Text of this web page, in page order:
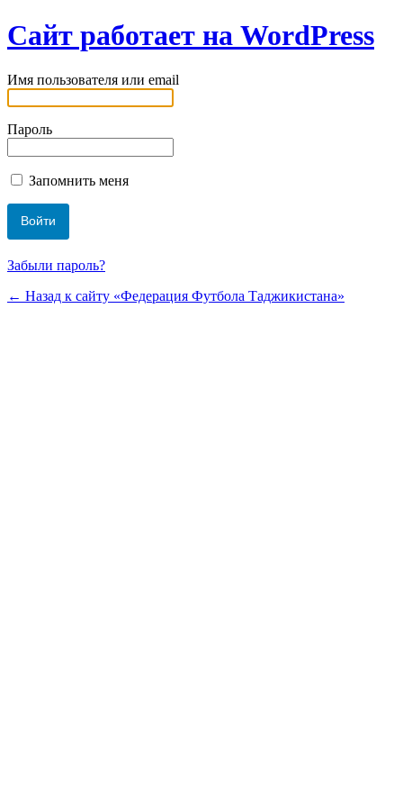
Сайт работает на WordPress
Имя пользователя или email
Пароль
Запомнить меня
Забыли пароль?
← Назад к сайту «Федерация Футбола Таджикистана»